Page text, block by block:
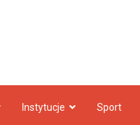
Instytucje Sport